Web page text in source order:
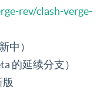
rev/clash-verge-
中）
的延续分支）
版